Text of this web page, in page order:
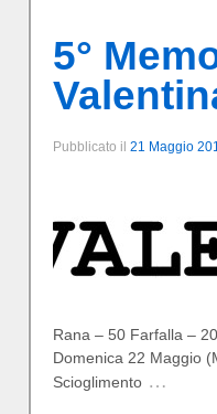
5°
Pubblicato il 21 Maggio
Rana – 50 Farfalla –
Domenica 22 Maggio
Scioglimento …